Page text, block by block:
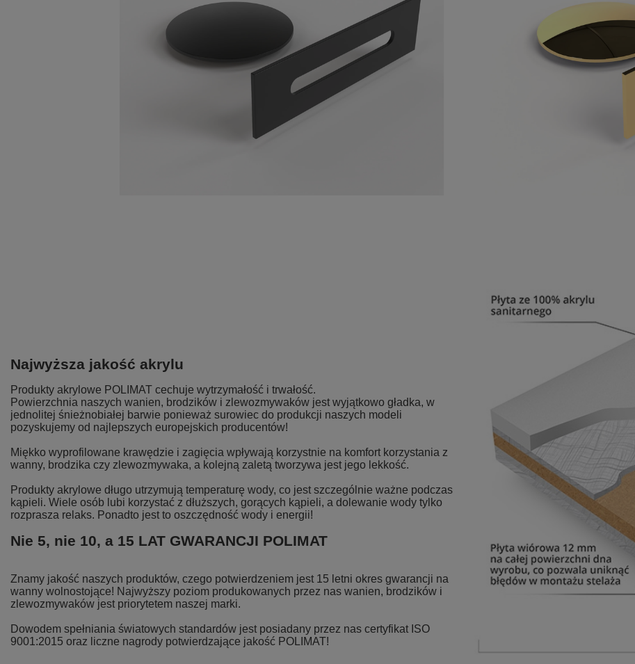
Najwyższa jakość akrylu
Produkty akrylowe POLIMAT cechuje wytrzymałość i trwałość.
Powierzchnia naszych wanien, brodzików i zlewozmywaków jest wyjątkowo gładka, w
jednolitej śnieżnobiałej barwie ponieważ surowiec do produkcji naszych modeli
pozyskujemy od najlepszych europejskich producentów!
Miękko wyprofilowane krawędzie i zagięcia wpływają korzystnie na komfort korzystania z
wanny, brodzika czy zlewozmywaka, a kolejną zaletą tworzywa jest jego lekkość.
Produkty akrylowe długo utrzymują temperaturę wody, co jest szczególnie ważne podczas
kąpieli. Wiele osób lubi korzystać z dłuższych, gorących kąpieli, a dolewanie wody tylko
rozprasza relaks. Ponadto jest to oszczędność wody i energii!
Nie 5, nie 10, a 15 LAT GWARANCJI POLIMAT
Znamy jakość naszych produktów, czego potwierdzeniem jest 15 letni okres gwarancji na
wanny wolnostojące! Najwyższy poziom produkowanych przez nas wanien, brodzików i
zlewozmywaków jest priorytetem naszej marki.
Dowodem spełniania światowych standardów jest posiadany przez nas certyfikat ISO
9001:2015 oraz liczne nagrody potwierdzające jakość POLIMAT!